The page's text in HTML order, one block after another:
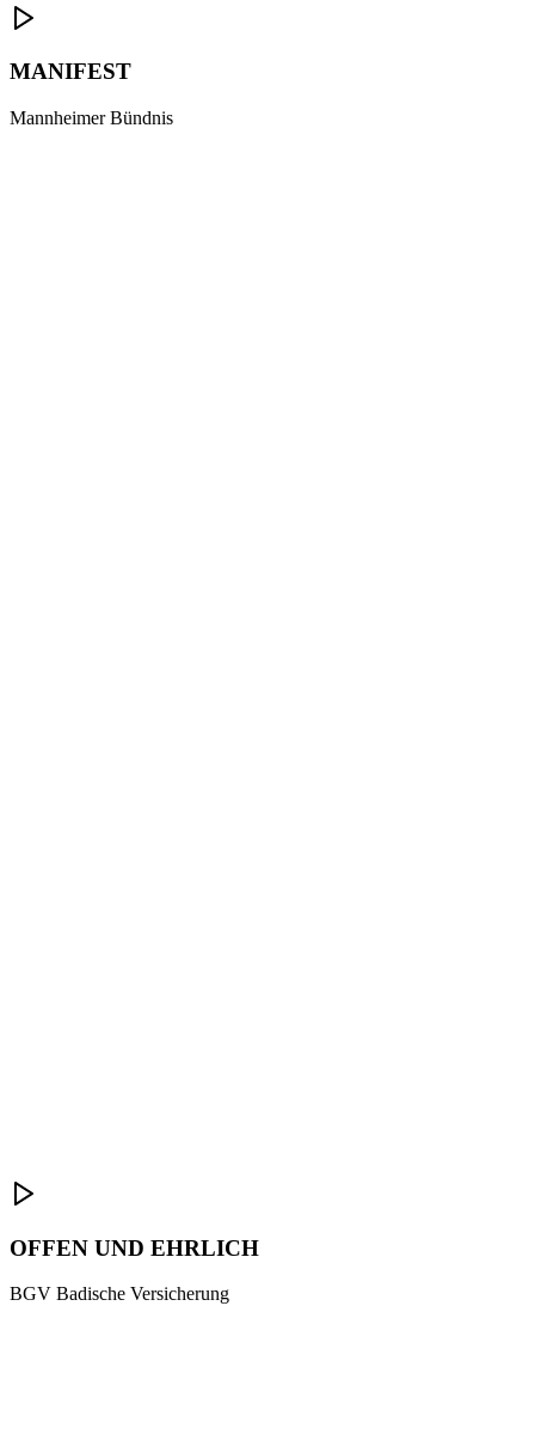
MANIFEST
Mannheimer Bündnis
OFFEN UND EHRLICH
BGV Badische Versicherung